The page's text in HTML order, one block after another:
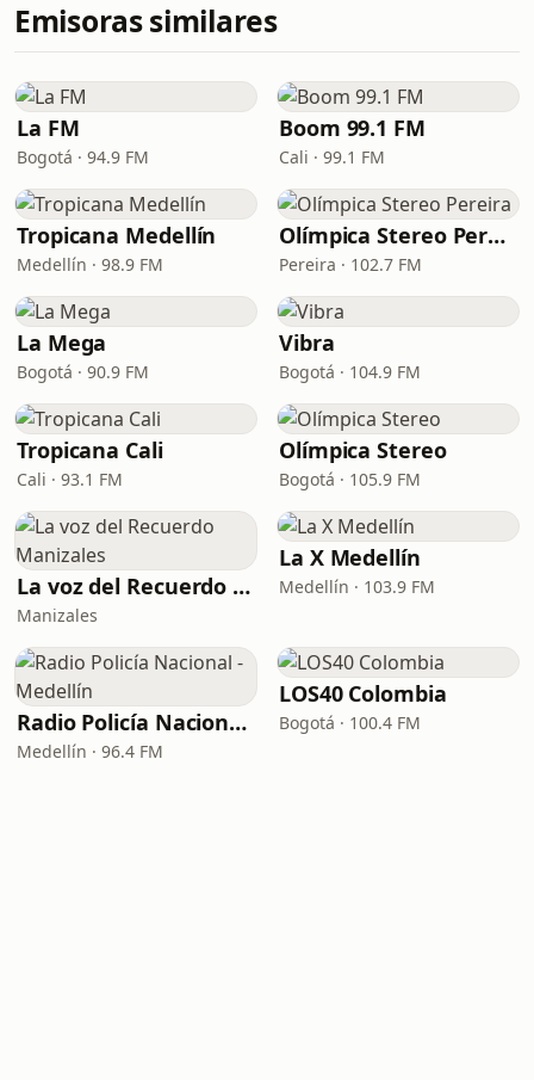
Emisoras similares
La FM
Bogotá · 94.9 FM
Boom 99.1 FM
Cali · 99.1 FM
Tropicana Medellín
Medellín · 98.9 FM
Olímpica Stereo Pereira
Pereira · 102.7 FM
La Mega
Bogotá · 90.9 FM
Vibra
Bogotá · 104.9 FM
Tropicana Cali
Cali · 93.1 FM
Olímpica Stereo
Bogotá · 105.9 FM
La voz del Recuerdo Manizales
Manizales
La X Medellín
Medellín · 103.9 FM
Radio Policía Nacional - Medellín
Medellín · 96.4 FM
LOS40 Colombia
Bogotá · 100.4 FM